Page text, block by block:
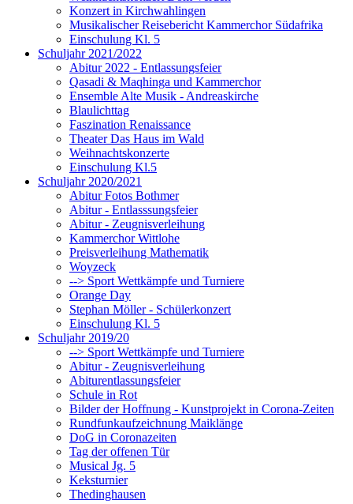
Konzert in Kirchwahlingen
Musikalischer Reisebericht Kammerchor Südafrika
Einschulung Kl. 5
Schuljahr 2021/2022
Abitur 2022 - Entlassungsfeier
Qasadi & Maqhinga und Kammerchor
Ensemble Alte Musik - Andreaskirche
Blaulichttag
Faszination Renaissance
Theater Das Haus im Wald
Weihnachtskonzerte
Einschulung Kl.5
Schuljahr 2020/2021
Abitur Fotos Bothmer
Abitur - Entlasssungsfeier
Abitur - Zeugnisverleihung
Kammerchor Wittlohe
Preisverleihung Mathematik
Woyzeck
--> Sport Wettkämpfe und Turniere
Orange Day
Stephan Möller - Schülerkonzert
Einschulung Kl. 5
Schuljahr 2019/20
--> Sport Wettkämpfe und Turniere
Abitur - Zeugnisverleihung
Abiturentlassungsfeier
Schule in Rot
Bilder der Hoffnung - Kunstprojekt in Corona-Zeiten
Rundfunkaufzeichnung Maiklänge
DoG in Coronazeiten
Tag der offenen Tür
Musical Jg. 5
Keksturnier
Thedinghausen